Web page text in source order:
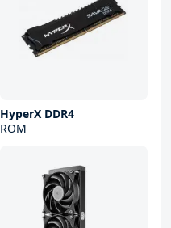
HyperX DDR4
ROM